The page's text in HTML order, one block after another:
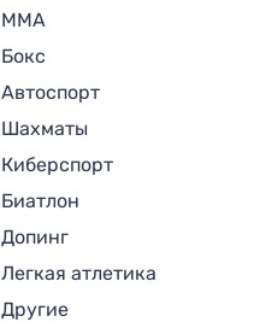
MMA
Бокс
Автоспорт
Шахматы
Киберспорт
Биатлон
Допинг
Легкая атлетика
Другие